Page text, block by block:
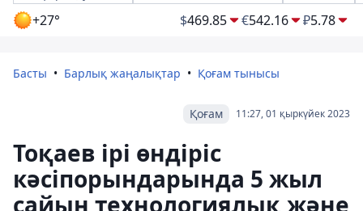
+27° $469.85 €542.16 ₽5.78
Басты Барлық жаңалықтар Қоғам тынысы
11:27, 01 қыркүйек 2023
Қоғам
Тоқаев ірі өндіріс
кәсіпорындарында 5 жыл
сайын технологиялық және